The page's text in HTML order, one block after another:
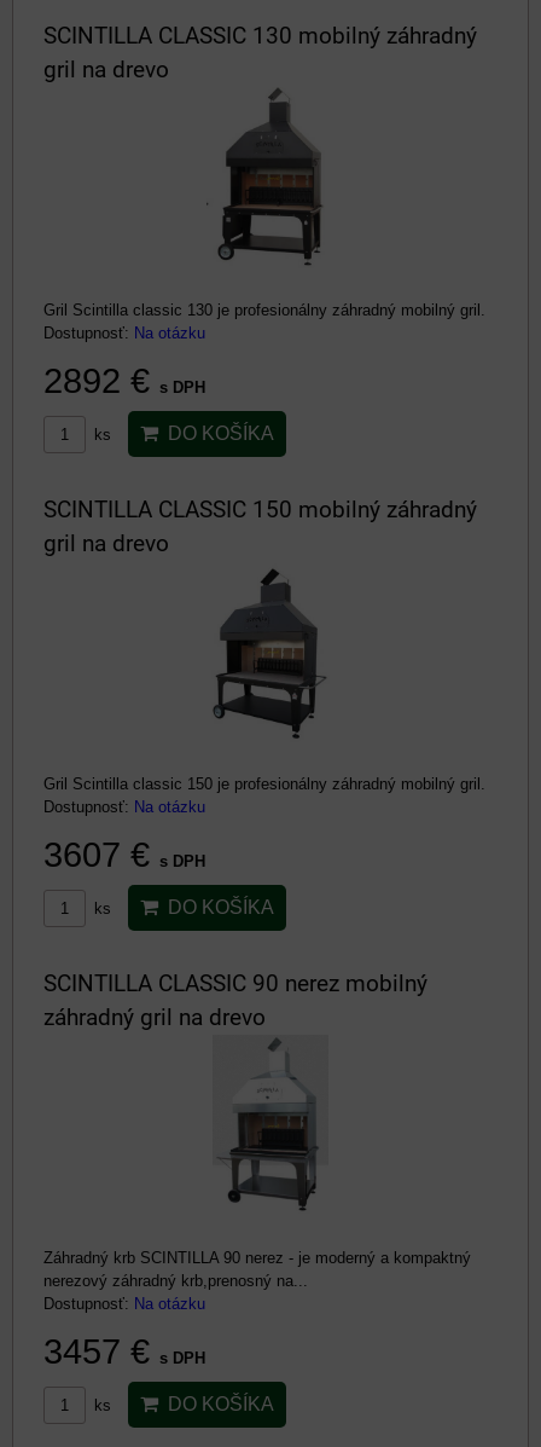
SCINTILLA CLASSIC 130 mobilný záhradný
gril na drevo
Gril Scintilla classic 130 je profesionálny záhradný mobilný gril.
Dostupnosť: Na otázku
2892 € s DPH
ks DO KOŠÍKA
SCINTILLA CLASSIC 150 mobilný záhradný
gril na drevo
Gril Scintilla classic 150 je profesionálny záhradný mobilný gril.
Dostupnosť: Na otázku
3607 € s DPH
ks DO KOŠÍKA
SCINTILLA CLASSIC 90 nerez mobilný
záhradný gril na drevo
Záhradný krb SCINTILLA 90 nerez - je moderný a kompaktný
nerezový záhradný krb,prenosný na...
Dostupnosť: Na otázku
3457 € s DPH
ks DO KOŠÍKA